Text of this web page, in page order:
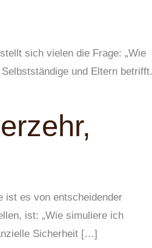
sich vielen die Frage: „Wie
und Eltern betrifft.
ist es von entscheidender
ist: „Wie simuliere ich
Sicherheit […]